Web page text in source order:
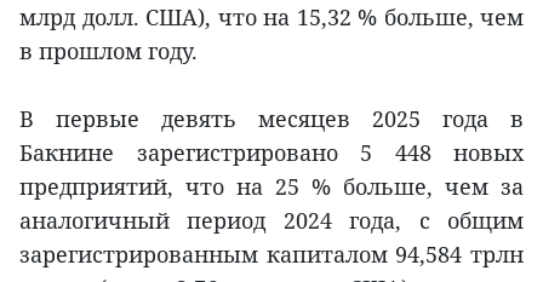
млрд долл. США), что на 15,32 % больше, чем
в прошлом году.
В первые девять месяцев 2025 года в
Бакнине зарегистрировано 5 448 новых
предприятий, что на 25 % больше, чем за
аналогичный период 2024 года, с общим
зарегистрированным капиталом 94,584 трлн